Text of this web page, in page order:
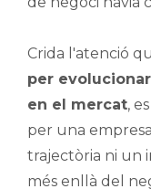
Crida l'atenció
per
en el mercat,
per una
trajectòria ni un
més enllà del